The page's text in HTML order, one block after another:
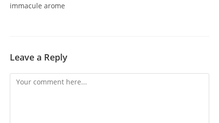
immacule arome
Leave a Reply
Comment